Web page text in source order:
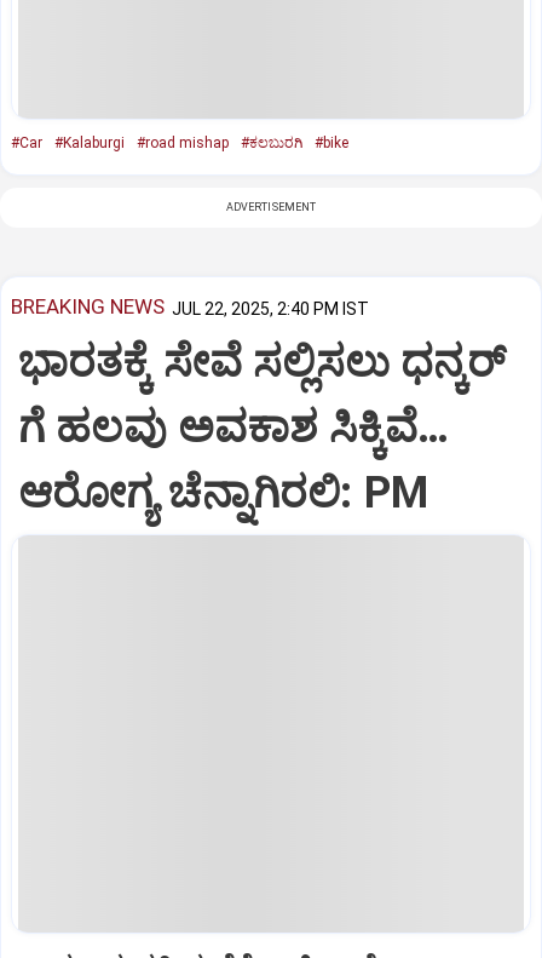
#Car #Kalaburgi #road mishap #ಕಲಬುರಗಿ #bike
ADVERTISEMENT
BREAKING NEWS JUL 22, 2025, 2:40 PM IST
ಭಾರತಕ್ಕೆ ಸೇವೆ ಸಲ್ಲಿಸಲು ಧನ್ಕರ್‌
ಗೆ ಹಲವು ಅವಕಾಶ ಸಿಕ್ಕಿವೆ…
ಆರೋಗ್ಯ ಚೆನ್ನಾಗಿರಲಿ: PM